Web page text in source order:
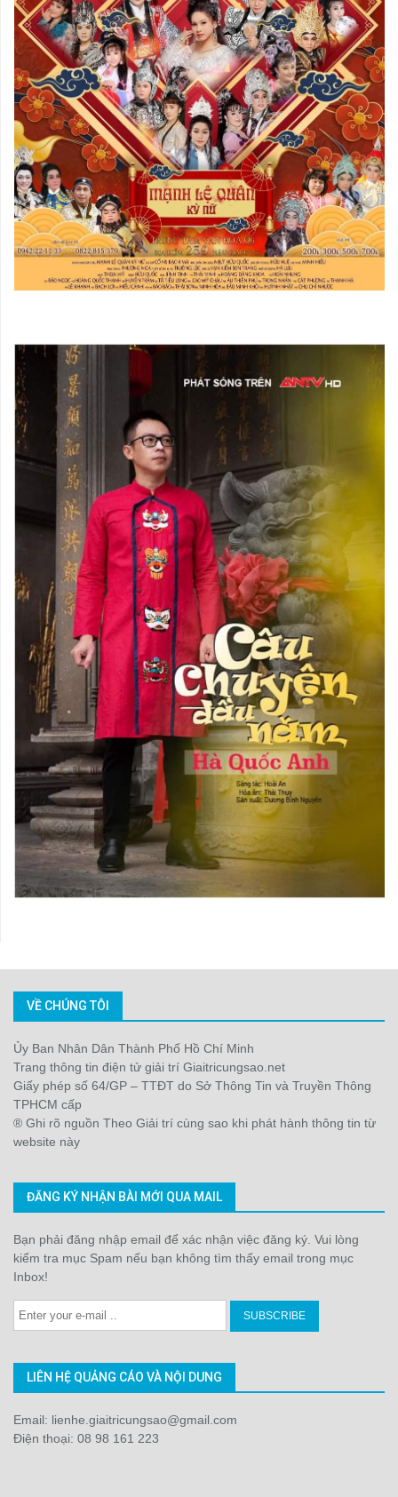
VỀ CHÚNG TÔI
Ủy Ban Nhân Dân Thành Phố Hồ Chí Minh
Trang thông tin điện tử giải trí Giaitricungsao.net
Giấy phép số 64/GP – TTĐT do Sở Thông Tin và Truyền Thông
TPHCM cấp
® Ghi rõ nguồn Theo Giải trí cùng sao khi phát hành thông tin từ
website này
ĐĂNG KÝ NHẬN BÀI MỚI QUA MAIL
Bạn phải đăng nhập email để xác nhận việc đăng ký. Vui lòng
kiểm tra mục Spam nếu bạn không tìm thấy email trong mục
Inbox!
LIÊN HỆ QUẢNG CÁO VÀ NỘI DUNG
Email: lienhe.giaitricungsao@gmail.com
Điện thoại: 08 98 161 223